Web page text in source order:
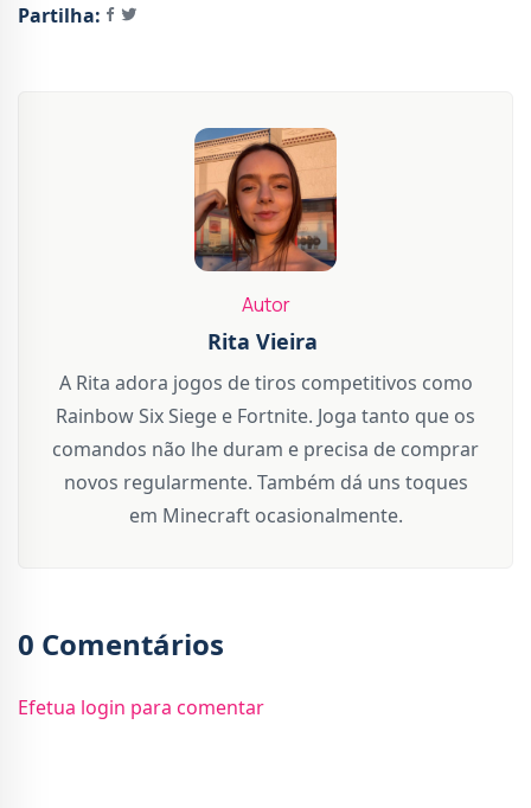
Partilha:
Autor
Rita Vieira
A Rita adora jogos de tiros competitivos como
Rainbow Six Siege e Fortnite. Joga tanto que os
comandos não lhe duram e precisa de comprar
novos regularmente. Também dá uns toques
em Minecraft ocasionalmente.
0 Comentários
Efetua login para comentar